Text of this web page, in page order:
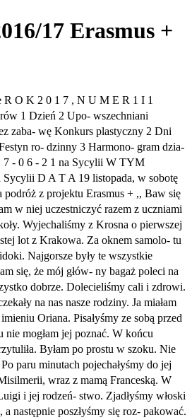
17 Erasmus +
R O K 2 0 1 7 , N U M E R 1 I 1
1 Dzień 2 Upo- wszechniani
zaba- wę Konkurs plastyczny 2 Dni
ro- dzinny 3 Harmono- gram dzia-
7 - 0 6 - 2 1 na Sycylii W TYM
D A T A 19 listopada, w sobotę
podróż z projektu Erasmus + ,, Baw się
w niej uczestniczyć razem z uczniami
Wyjechaliśmy z Krosna o pierwszej
lot z Krakowa. Za oknem samolo- tu
Najgorsze były te wszystkie
się, że mój głów- ny bagaż poleci na
dobrze. Dolecieliśmy cali i zdrowi.
na nas nasze rodziny. Ja miałam
Oriana. Pisałyśmy ze sobą przed
mogłam jej poznać. W końcu
Byłam po prostu w szoku. Nie
paru minutach pojechałyśmy do jej
wraz z mamą Franceską. W
i jej rodzeń- stwo. Zjadłyśmy włoski
a następnie poszłyśmy się roz- pakować.